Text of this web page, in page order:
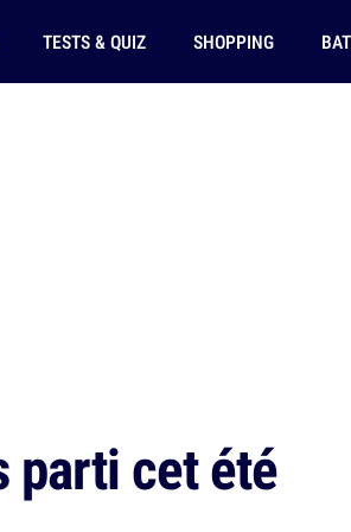
TESTS & QUIZ SHOPPING
parti cet été